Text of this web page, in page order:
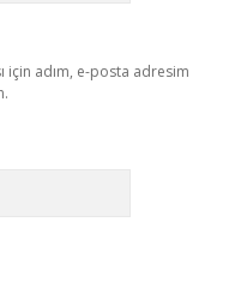
için adım, e-posta adresim